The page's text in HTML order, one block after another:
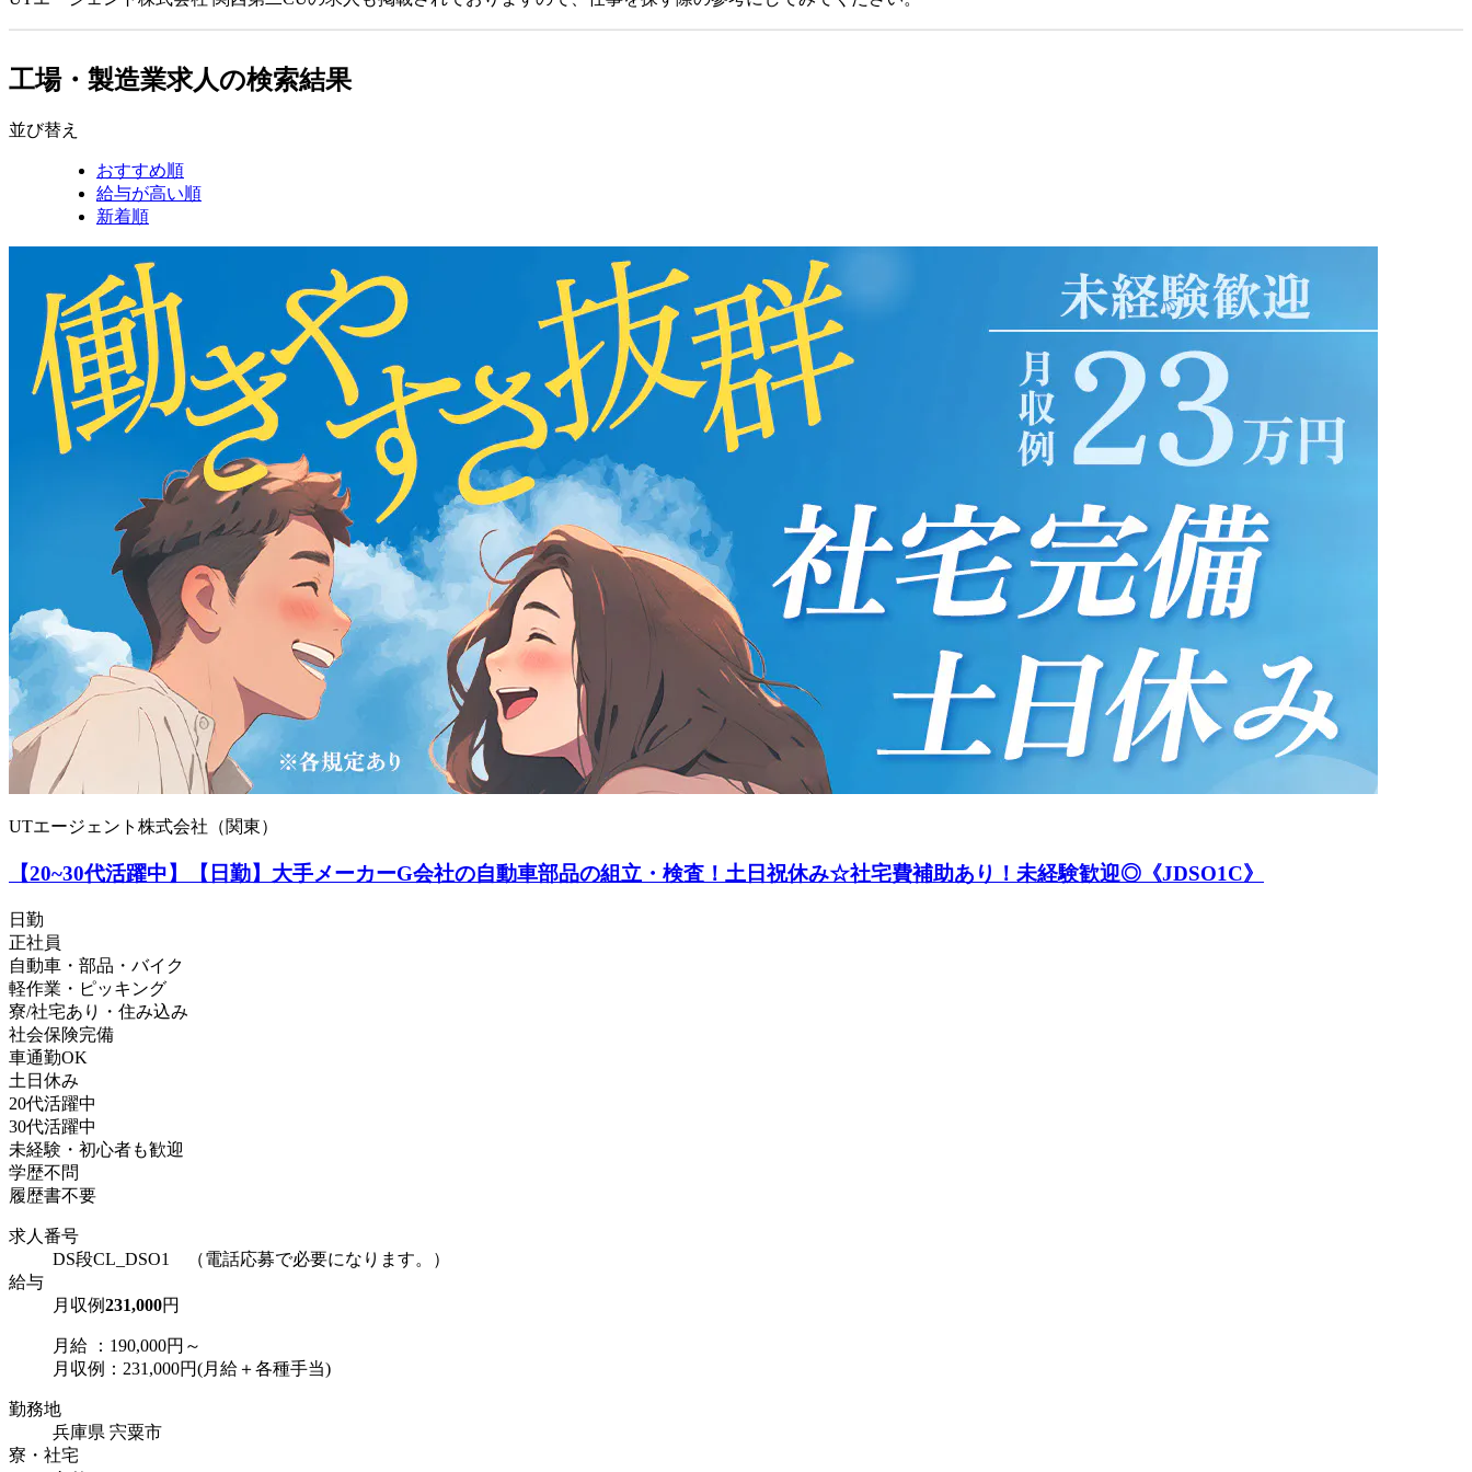
工場・製造業求人の検索結果
並び替え
おすすめ順
給与が高い順
新着順
UTエージェント株式会社（関東）
【20~30代活躍中】【日勤】大手メーカーG会社の自動車部品の組立・検査！土日祝休み☆社宅費補助あり！未経験歓迎◎《JDSO1C》
日勤
正社員
自動車・部品・バイク
軽作業・ピッキング
寮/社宅あり・住み込み
社会保険完備
車通勤OK
土日休み
20代活躍中
30代活躍中
未経験・初心者も歓迎
学歴不問
履歴書不要
求人番号
DS段CL_DSO1 （電話応募で必要になります。）
給与
月収例231,000円
月給 ：190,000円～
月収例：231,000円(月給＋各種手当)
勤務地
兵庫県 宍粟市
寮・社宅